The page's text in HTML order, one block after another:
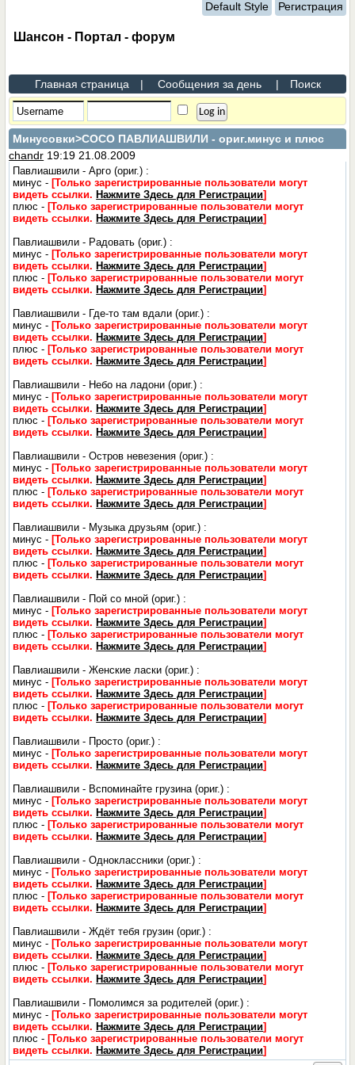
Default Style Регистрация
Шансон - Портал - форум
Главная страница | Сообщения за день | Поиск
Минусовки>СОСО ПАВЛИАШВИЛИ - ориг.минус и плюс
chandr 19:19 21.08.2009
Павлиашвили - Арго (ориг.) :
минус - [Только зарегистрированные пользователи могут
видеть ссылки. Нажмите Здесь для Регистрации]
плюс - [Только зарегистрированные пользователи могут
видеть ссылки. Нажмите Здесь для Регистрации]
Павлиашвили - Радовать (ориг.) :
минус - [Только зарегистрированные пользователи могут
видеть ссылки. Нажмите Здесь для Регистрации]
плюс - [Только зарегистрированные пользователи могут
видеть ссылки. Нажмите Здесь для Регистрации]
Павлиашвили - Где-то там вдали (ориг.) :
минус - [Только зарегистрированные пользователи могут
видеть ссылки. Нажмите Здесь для Регистрации]
плюс - [Только зарегистрированные пользователи могут
видеть ссылки. Нажмите Здесь для Регистрации]
Павлиашвили - Небо на ладони (ориг.) :
минус - [Только зарегистрированные пользователи могут
видеть ссылки. Нажмите Здесь для Регистрации]
плюс - [Только зарегистрированные пользователи могут
видеть ссылки. Нажмите Здесь для Регистрации]
Павлиашвили - Остров невезения (ориг.) :
минус - [Только зарегистрированные пользователи могут
видеть ссылки. Нажмите Здесь для Регистрации]
плюс - [Только зарегистрированные пользователи могут
видеть ссылки. Нажмите Здесь для Регистрации]
Павлиашвили - Музыка друзьям (ориг.) :
минус - [Только зарегистрированные пользователи могут
видеть ссылки. Нажмите Здесь для Регистрации]
плюс - [Только зарегистрированные пользователи могут
видеть ссылки. Нажмите Здесь для Регистрации]
Павлиашвили - Пой со мной (ориг.) :
минус - [Только зарегистрированные пользователи могут
видеть ссылки. Нажмите Здесь для Регистрации]
плюс - [Только зарегистрированные пользователи могут
видеть ссылки. Нажмите Здесь для Регистрации]
Павлиашвили - Женские ласки (ориг.) :
минус - [Только зарегистрированные пользователи могут
видеть ссылки. Нажмите Здесь для Регистрации]
плюс - [Только зарегистрированные пользователи могут
видеть ссылки. Нажмите Здесь для Регистрации]
Павлиашвили - Просто (ориг.) :
минус - [Только зарегистрированные пользователи могут
видеть ссылки. Нажмите Здесь для Регистрации]
Павлиашвили - Вспоминайте грузина (ориг.) :
минус - [Только зарегистрированные пользователи могут
видеть ссылки. Нажмите Здесь для Регистрации]
плюс - [Только зарегистрированные пользователи могут
видеть ссылки. Нажмите Здесь для Регистрации]
Павлиашвили - Одноклассники (ориг.) :
минус - [Только зарегистрированные пользователи могут
видеть ссылки. Нажмите Здесь для Регистрации]
плюс - [Только зарегистрированные пользователи могут
видеть ссылки. Нажмите Здесь для Регистрации]
Павлиашвили - Ждёт тебя грузин (ориг.) :
минус - [Только зарегистрированные пользователи могут
видеть ссылки. Нажмите Здесь для Регистрации]
плюс - [Только зарегистрированные пользователи могут
видеть ссылки. Нажмите Здесь для Регистрации]
Павлиашвили - Помолимся за родителей (ориг.) :
минус - [Только зарегистрированные пользователи могут
видеть ссылки. Нажмите Здесь для Регистрации]
плюс - [Только зарегистрированные пользователи могут
видеть ссылки. Нажмите Здесь для Регистрации]